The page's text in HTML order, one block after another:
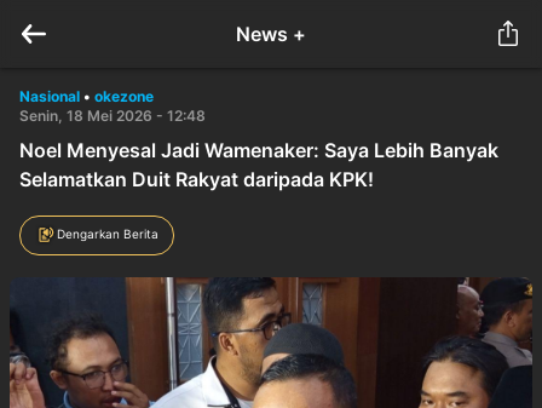
News +
Nasional • okezone
Senin, 18 Mei 2026 - 12:48
Noel Menyesal Jadi Wamenaker: Saya Lebih Banyak
Selamatkan Duit Rakyat daripada KPK!
Dengarkan Berita